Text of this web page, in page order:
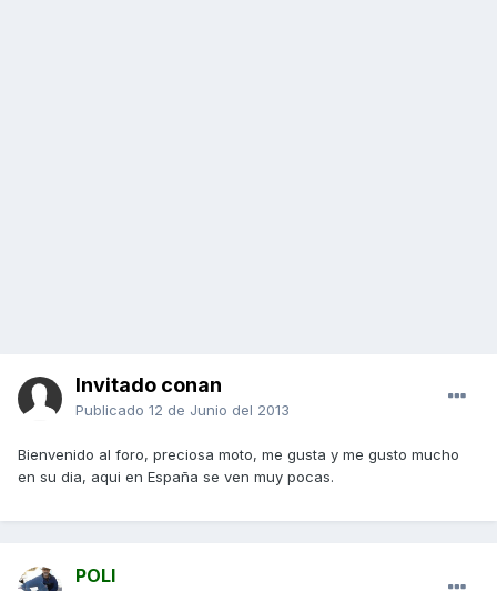
Invitado conan
Publicado 12 de Junio del 2013
Bienvenido al foro, preciosa moto, me gusta y me gusto mucho
en su dia, aqui en España se ven muy pocas.
POLI